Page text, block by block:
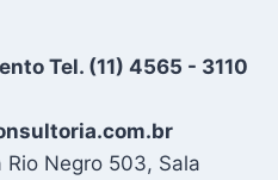
Tel. (11) 4565 - 3110
Rio Negro 503, Sala